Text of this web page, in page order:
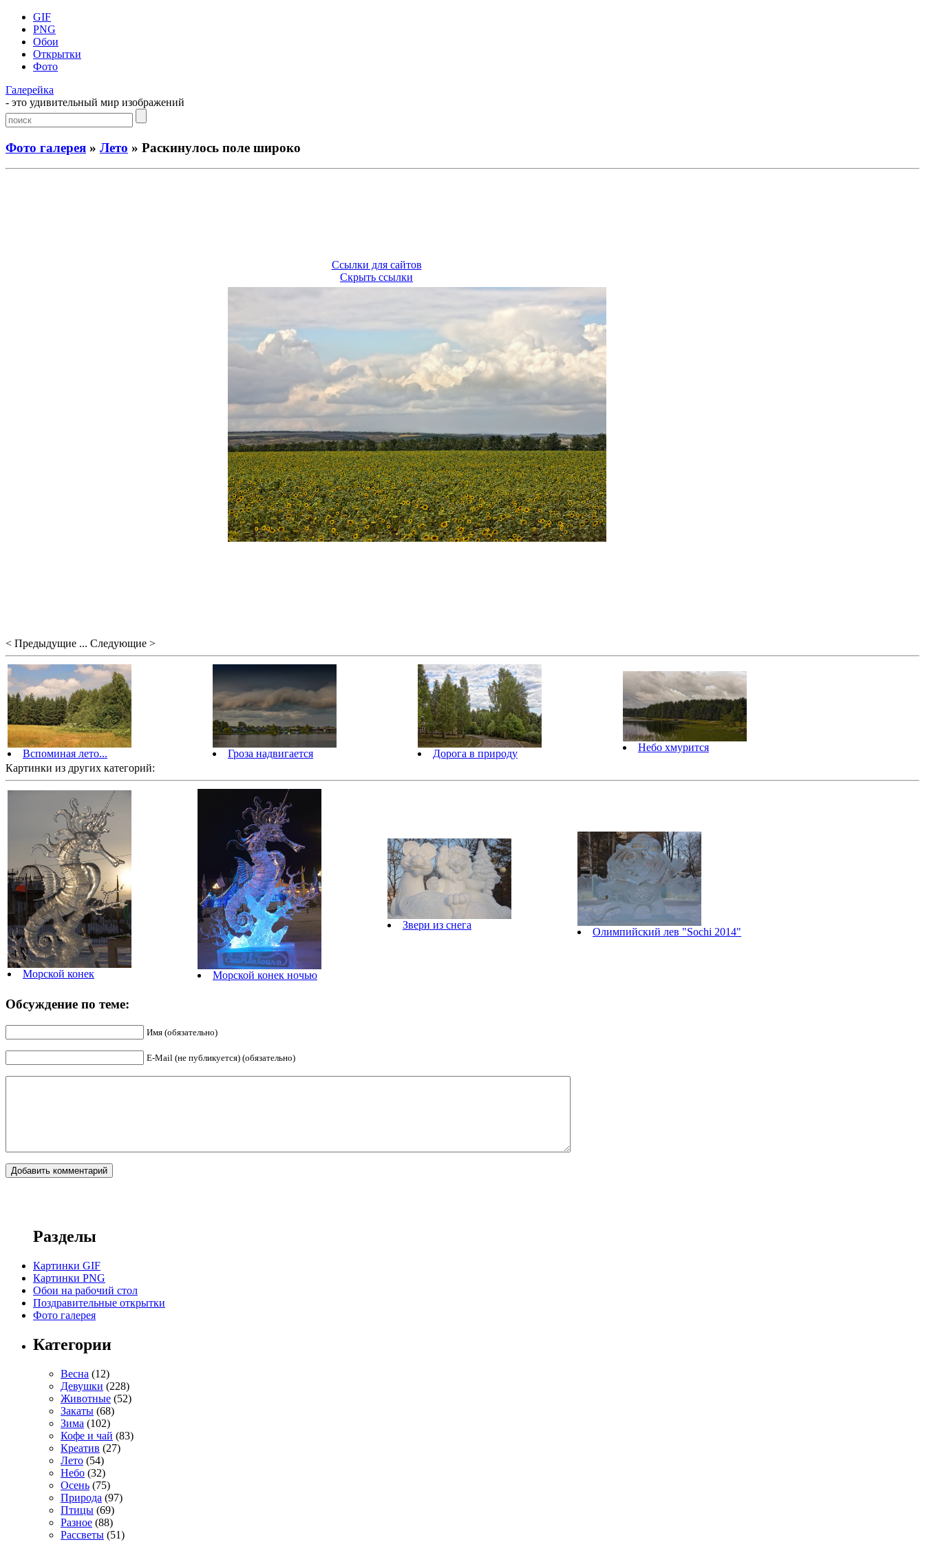
GIF
PNG
Обои
Открытки
Фото
Галерейка
- это удивительный мир изображений
Фото галерея » Лето » Раскинулось поле широко
Ссылки для сайтов
Скрыть ссылки
< Предыдущие ... Следующие >
Вспоминая лето... Гроза надвигается Дорога в природу
Небо хмурится
Картинки из других категорий:
Морской конек Морской конек ночью
Звери из снега
Олимпийский лев "Sochi 2014"
Обсуждение по теме:
Имя (обязательно)
E-Mail (не публикуется) (обязательно)
Разделы
Картинки GIF
Картинки PNG
Обои на рабочий стол
Поздравительные открытки
Фото галерея
Категории
Весна (12)
Девушки (228)
Животные (52)
Закаты (68)
Зима (102)
Кофе и чай (83)
Креатив (27)
Лето (54)
Небо (32)
Осень (75)
Природа (97)
Птицы (69)
Разное (88)
Рассветы (51)